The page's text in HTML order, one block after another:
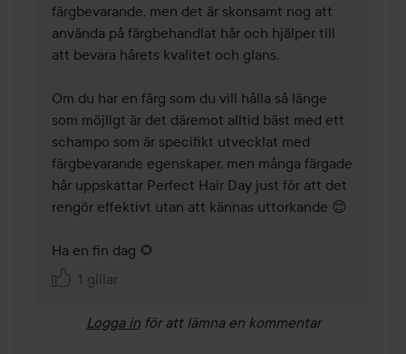
färgbevarande, men det är skonsamt nog att
använda på färgbehandlat hår och hjälper till
att bevara hårets kvalitet och glans.
Om du har en färg som du vill hålla så länge
som möjligt är det däremot alltid bäst med ett
schampo som är specifikt utvecklat med
färgbevarande egenskaper, men många färgade
hår uppskattar Perfect Hair Day just för att det
rengör effektivt utan att kännas uttorkande 😊
Ha en fin dag 🌻
1 gillar
Logga in för att lämna en kommentar